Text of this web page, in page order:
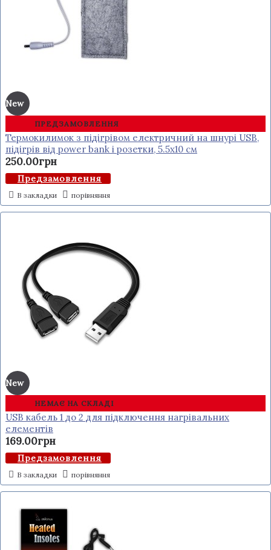
New
ПРЕДЗАМОВЛЕННЯ
Термокилимок з підігрівом електричний на шнурі USB,
підігрів від power bank і розетки, 5.5x10 см
250.00грн
Предзамовлення
В закладки порівняння
New
НЕМАЄ НА СКЛАДІ
USB кабель 1 до 2 для підключення нагрівальних
елементів
169.00грн
Предзамовлення
В закладки порівняння